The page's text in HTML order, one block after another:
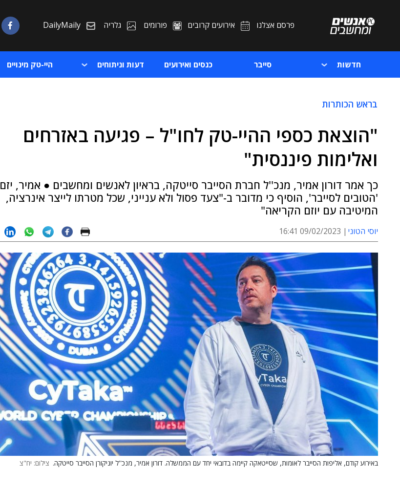
פרסם אצלנו אירועים קרובים פורומים גלריה DailyMaily
חדשות סייבר כנסים ואירועים דעות וניתוחים היי-טק מינויים
בראש הכותרות
"הוצאת כספי ההיי-טק לחו"ל – פגיעה באזרחים
ואלימות פיננסית"
כך אמר דורון אמיר, מנכ''ל חברת הסייבר סייטקה, בראיון לאנשים ומחשבים ● אמיר, יזם
'הטובים לסייבר', הוסיף כי מדובר ב-"צעד פסול ולא ענייני, שכל מטרתו לייצר אינרציה,
המיטיבה עם יוזם הקריאה"
יוסי הטוני 09/02/2023 16:41
באירוע קודם, אליפות הסייבר לאומות, שסייטאקה קיימה בדובאי יחד עם הממשלה. דורון אמיר, מנכ''ל יוניקורן הסייבר סייטקה. צילום: יח"צ